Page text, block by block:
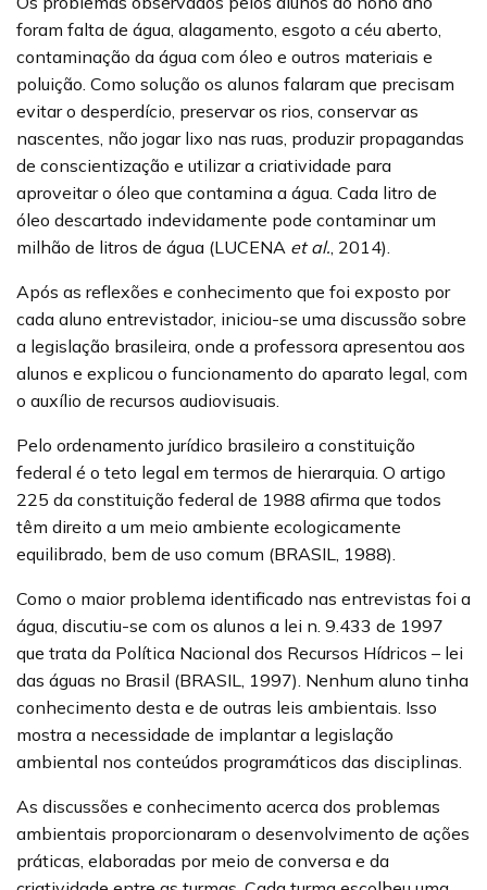
foram falta de água, alagamento, esgoto a céu aberto,
contaminação da água com óleo e outros materiais e
poluição. Como solução os alunos falaram que precisam
evitar o desperdício, preservar os rios, conservar as
nascentes, não jogar lixo nas ruas, produzir propagandas
de conscientização e utilizar a criatividade para
aproveitar o óleo que contamina a água. Cada litro de
óleo descartado indevidamente pode contaminar um
milhão de litros de água (LUCENA et al., 2014).
Após as reflexões e conhecimento que foi exposto por
cada aluno entrevistador, iniciou-se uma discussão sobre
a legislação brasileira, onde a professora apresentou aos
alunos e explicou o funcionamento do aparato legal, com
o auxílio de recursos audiovisuais.
Pelo ordenamento jurídico brasileiro a constituição
federal é o teto legal em termos de hierarquia. O artigo
225 da constituição federal de 1988 afirma que todos
têm direito a um meio ambiente ecologicamente
equilibrado, bem de uso comum (BRASIL, 1988).
Como o maior problema identificado nas entrevistas foi a
água, discutiu-se com os alunos a lei n. 9.433 de 1997
que trata da Política Nacional dos Recursos Hídricos – lei
das águas no Brasil (BRASIL, 1997). Nenhum aluno tinha
conhecimento desta e de outras leis ambientais. Isso
mostra a necessidade de implantar a legislação
ambiental nos conteúdos programáticos das disciplinas.
As discussões e conhecimento acerca dos problemas
ambientais proporcionaram o desenvolvimento de ações
práticas, elaboradas por meio de conversa e da